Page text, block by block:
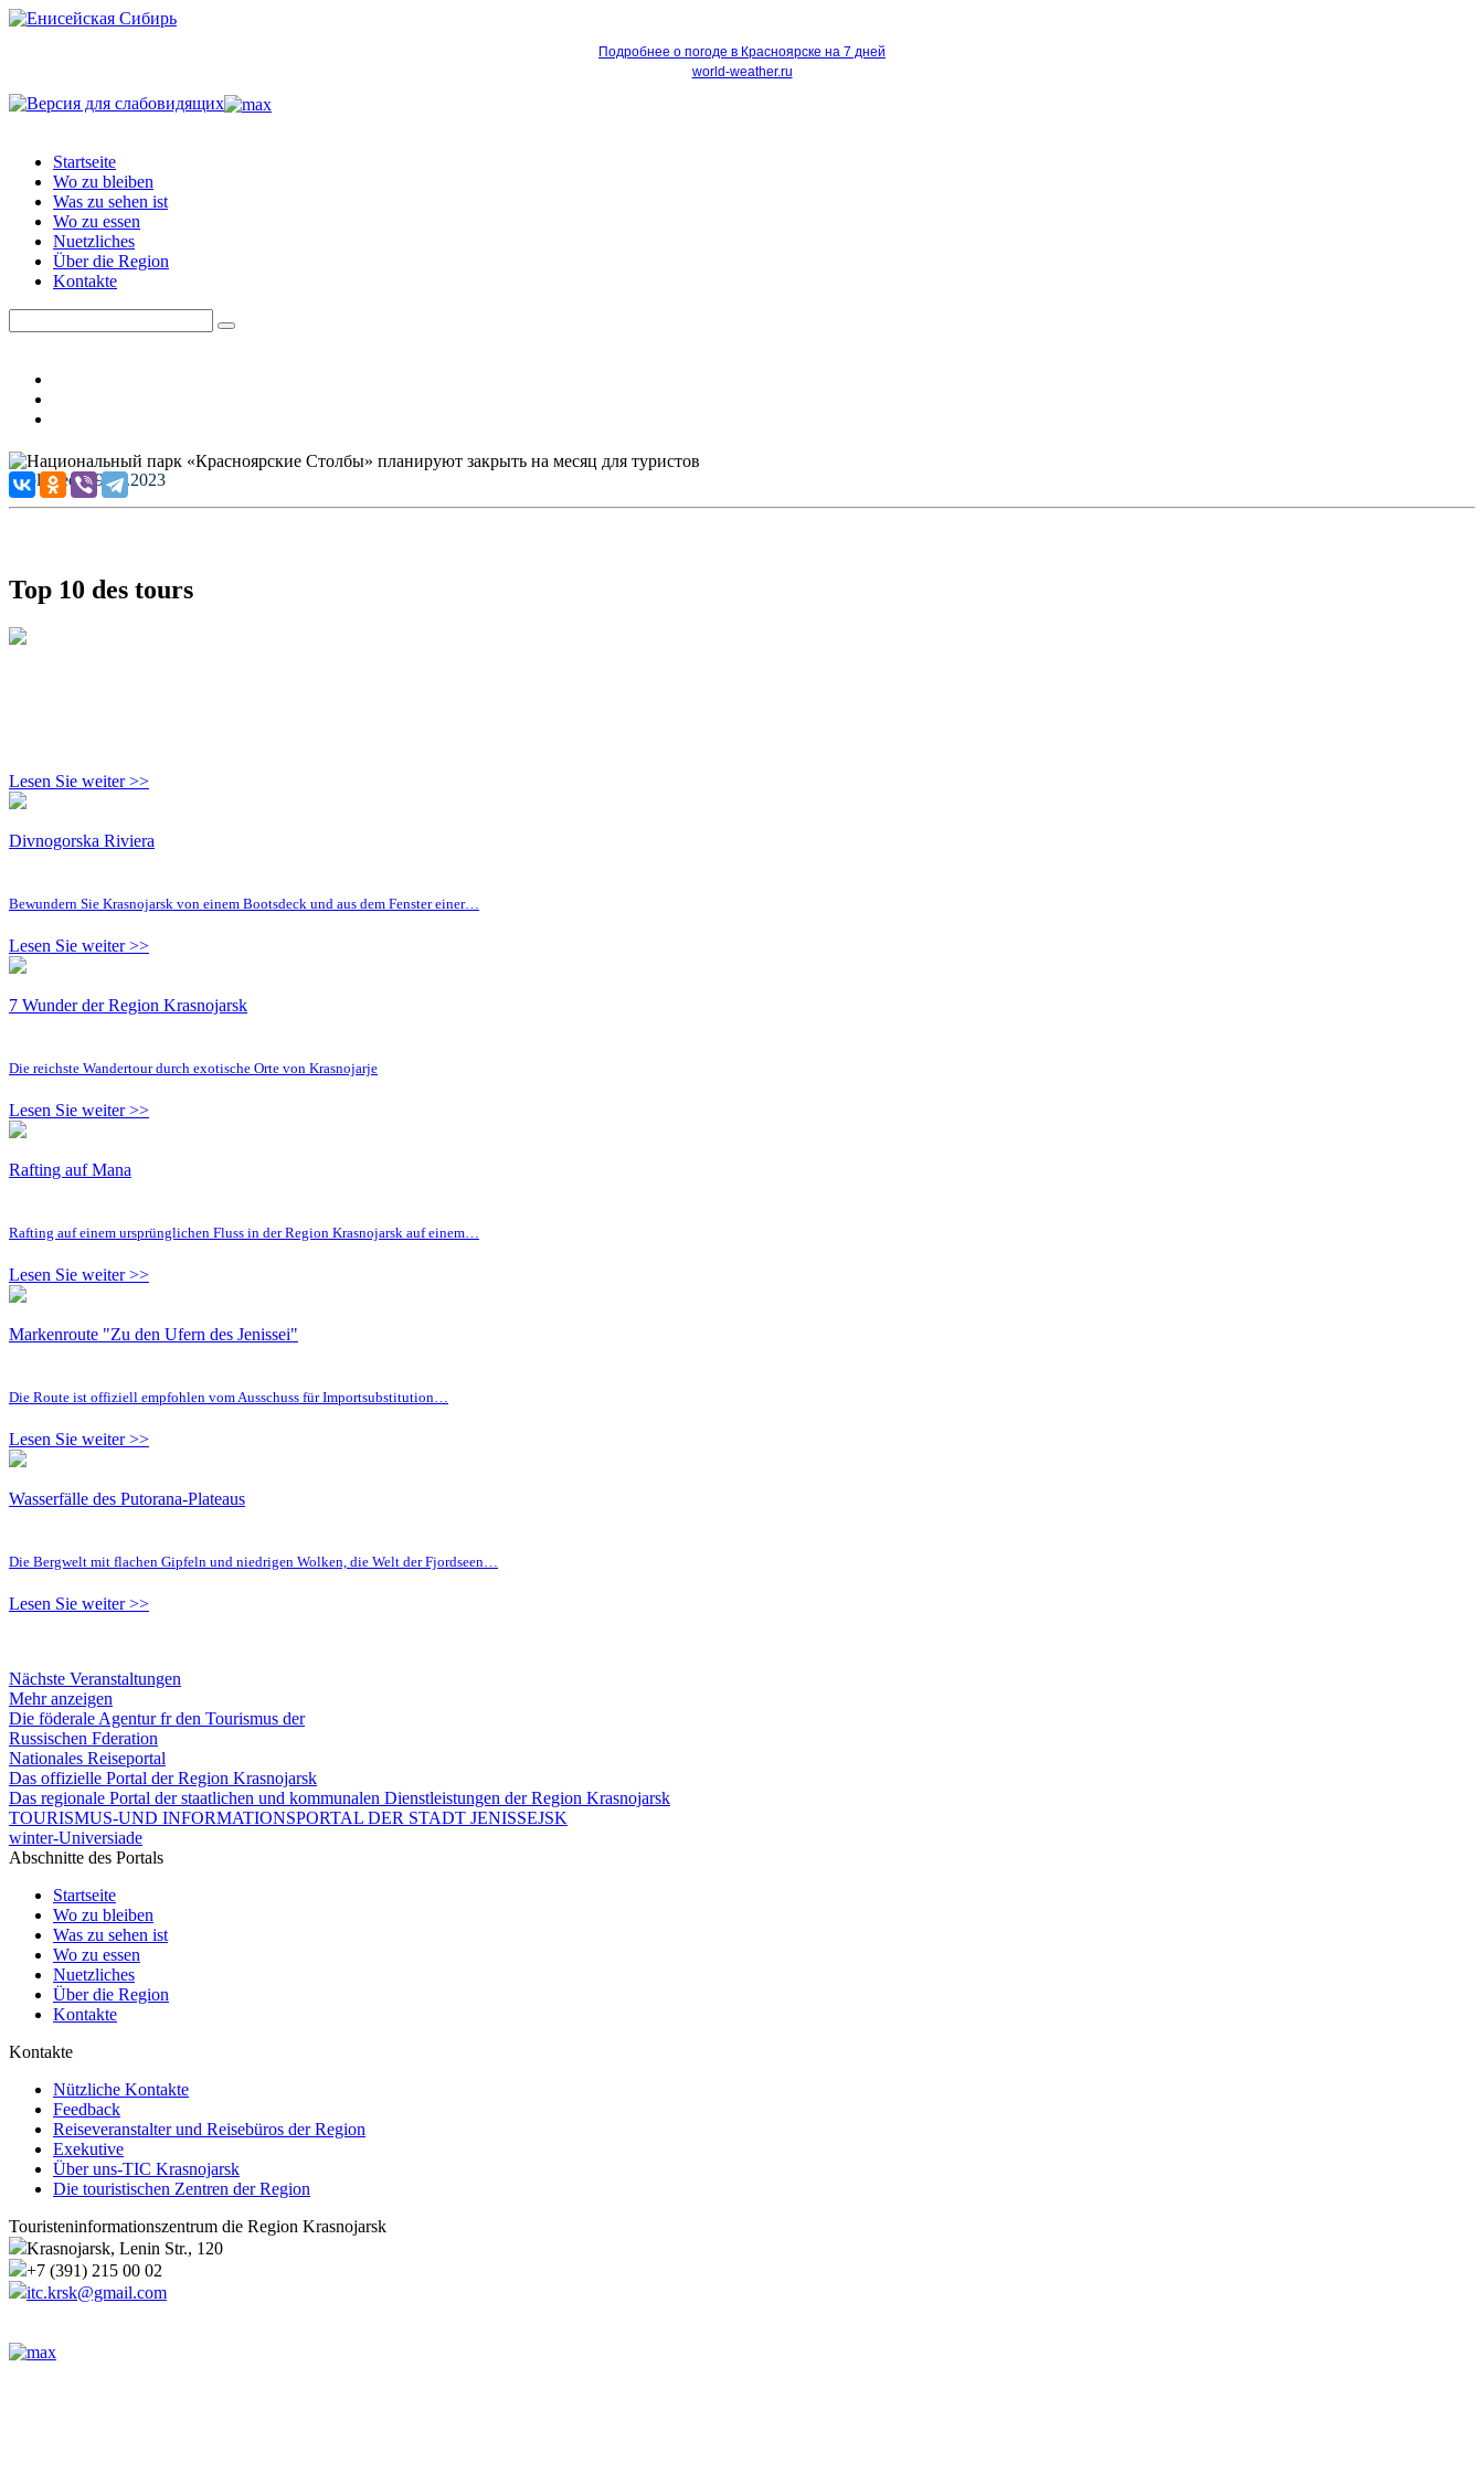
Подробнее о погоде в Красноярске на 7 дней
world-weather.ru
Startseite
Wo zu bleiben
Was zu sehen ist
Wo zu essen
Nuetzliches
Über die Region
Kontakte
Published: 19.04.2023
Top 10 des tours
Lesen Sie weiter >>
Divnogorska Riviera
Bewundern Sie Krasnojarsk von einem Bootsdeck und aus dem Fenster einer…
Lesen Sie weiter >>
7 Wunder der Region Krasnojarsk
Die reichste Wandertour durch exotische Orte von Krasnojarje
Lesen Sie weiter >>
Rafting auf Mana
Rafting auf einem ursprünglichen Fluss in der Region Krasnojarsk auf einem…
Lesen Sie weiter >>
Markenroute "Zu den Ufern des Jenissei"
Die Route ist offiziell empfohlen vom Ausschuss für Importsubstitution…
Lesen Sie weiter >>
Wasserfälle des Putorana-Plateaus
Die Bergwelt mit flachen Gipfeln und niedrigen Wolken, die Welt der Fjordseen…
Lesen Sie weiter >>
Nächste Veranstaltungen
Mehr anzeigen
Die föderale Agentur fr den Tourismus der
Russischen Fderation
Nationales Reiseportal
Das offizielle Portal der Region Krasnojarsk
Das regionale Portal der staatlichen und kommunalen Dienstleistungen der Region Krasnojarsk
TOURISMUS-UND INFORMATIONSPORTAL DER STADT JENISSEJSK
winter-Universiade
Abschnitte des Portals
Startseite
Wo zu bleiben
Was zu sehen ist
Wo zu essen
Nuetzliches
Über die Region
Kontakte
Kontakte
Nützliche Kontakte
Feedback
Reiseveranstalter und Reisebüros der Region
Exekutive
Über uns-TIC Krasnojarsk
Die touristischen Zentren der Region
Touristeninformationszentrum die Region Krasnojarsk
Krasnojarsk, Lenin Str., 120
+7 (391) 215 00 02
itc.krsk@gmail.com